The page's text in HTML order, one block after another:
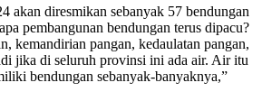
akan diresmikan sebanyak 57 bendungan
pembangunan bendungan terus dipacu?
kemandirian pangan, kedaulatan pangan,
jika di seluruh provinsi ini ada air. Air itu
bendungan sebanyak-banyaknya,”